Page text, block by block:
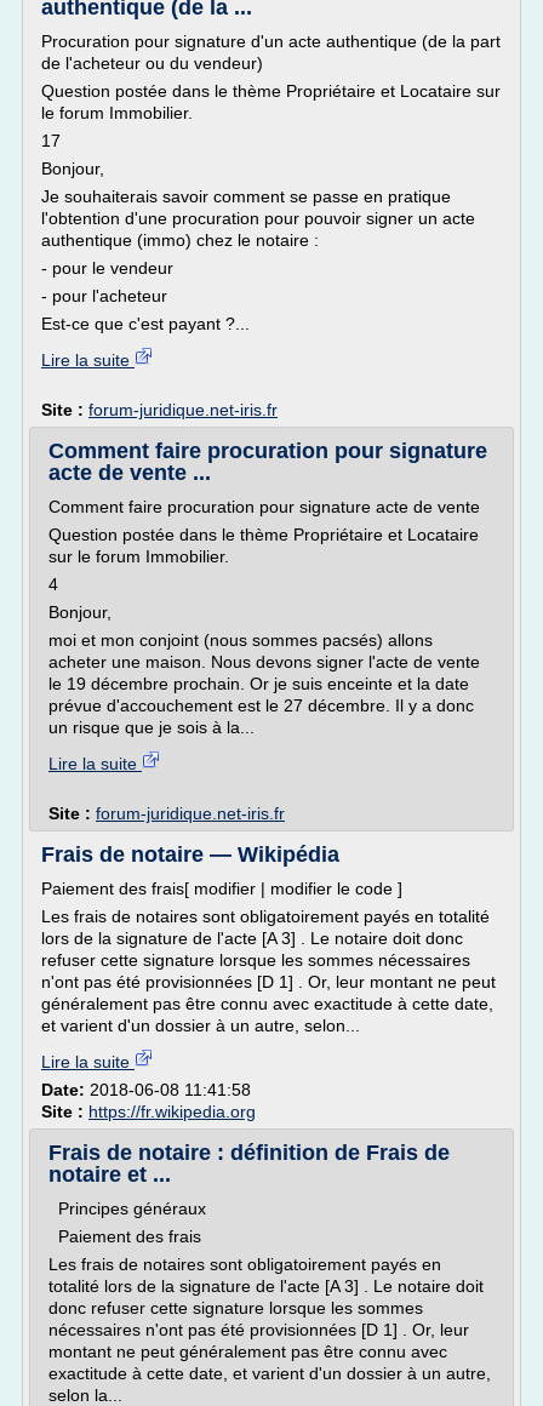
authentique (de la ...
Procuration pour signature d'un acte authentique (de la part
de l'acheteur ou du vendeur)
Question postée dans le thème Propriétaire et Locataire sur
le forum Immobilier.
17
Bonjour,
Je souhaiterais savoir comment se passe en pratique
l'obtention d'une procuration pour pouvoir signer un acte
authentique (immo) chez le notaire :
- pour le vendeur
- pour l'acheteur
Est-ce que c'est payant ?...
Lire la suite
Site : forum-juridique.net-iris.fr
Comment faire procuration pour signature
acte de vente ...
Comment faire procuration pour signature acte de vente
Question postée dans le thème Propriétaire et Locataire
sur le forum Immobilier.
4
Bonjour,
moi et mon conjoint (nous sommes pacsés) allons
acheter une maison. Nous devons signer l'acte de vente
le 19 décembre prochain. Or je suis enceinte et la date
prévue d'accouchement est le 27 décembre. Il y a donc
un risque que je sois à la...
Lire la suite
Site : forum-juridique.net-iris.fr
Frais de notaire — Wikipédia
Paiement des frais[ modifier | modifier le code ]
Les frais de notaires sont obligatoirement payés en totalité
lors de la signature de l'acte [A 3] . Le notaire doit donc
refuser cette signature lorsque les sommes nécessaires
n'ont pas été provisionnées [D 1] . Or, leur montant ne peut
généralement pas être connu avec exactitude à cette date,
et varient d'un dossier à un autre, selon...
Lire la suite
Date: 2018-06-08 11:41:58
Site : https://fr.wikipedia.org
Frais de notaire : définition de Frais de
notaire et ...
Principes généraux
Paiement des frais
Les frais de notaires sont obligatoirement payés en
totalité lors de la signature de l'acte [A 3] . Le notaire doit
donc refuser cette signature lorsque les sommes
nécessaires n'ont pas été provisionnées [D 1] . Or, leur
montant ne peut généralement pas être connu avec
exactitude à cette date, et varient d'un dossier à un autre,
selon la...